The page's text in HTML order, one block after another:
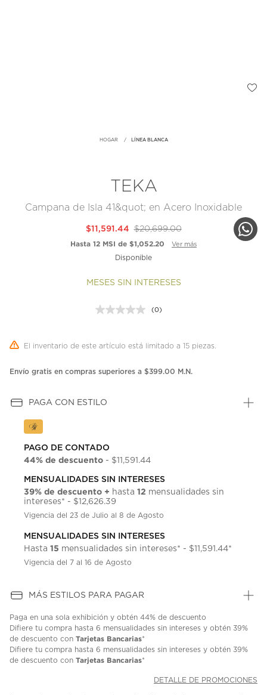
HOGAR LÍNEA BLANCA
TEKA
Campana de Isla 41&quot; en Acero Inoxidable
$20,699.00
$11,591.44
Hasta 12 MSI de $1,052.20 Ver más
Disponible
MESES SIN INTERESES
Sin
en
página.
(0)
El inventario de este artículo está limitado a 15 piezas.
Envío gratis en compras superiores a $399.00 M.N.
PAGA CON ESTILO
PAGO DE CONTADO
44% de descuento - $11,591.44
MENSUALIDADES SIN INTERESES
39% de descuento + hasta 12 mensualidades sin
intereses* - $12,626.39
Vigencia del 23 de Julio al 8 de Agosto
MENSUALIDADES SIN INTERESES
Hasta 15 mensualidades sin intereses* - $11,591.44*
Vigencia del 7 al 16 de Agosto
MÁS ESTILOS PARA PAGAR
Paga en una sola exhibición y obtén 44% de descuento
Difiere tu compra hasta 6 mensualidades sin intereses y obtén 39%
de descuento con Tarjetas Bancarias*
Difiere tu compra hasta 6 mensualidades sin intereses y obtén 39%
de descuento con Tarjetas Bancarias*
DETALLE DE PROMOCIONES